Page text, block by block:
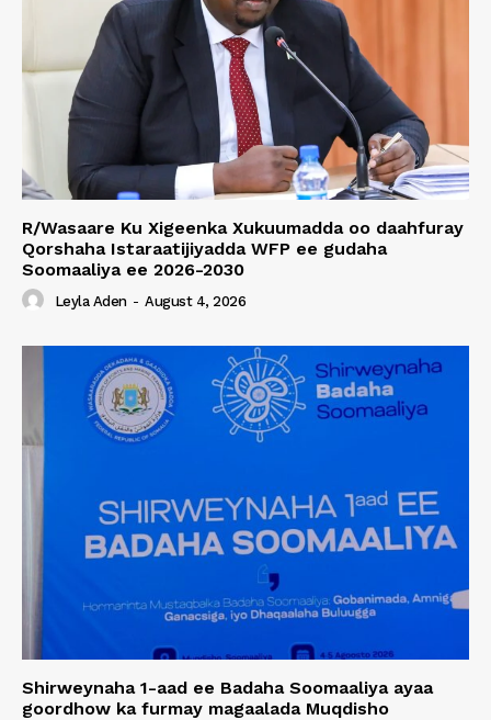
R/Wasaare Ku Xigeenka Xukuumadda oo daahfuray
Qorshaha Istaraatijiyadda WFP ee gudaha
Soomaaliya ee 2026-2030
Leyla Aden - August 4, 2026
Shirweynaha 1-aad ee Badaha Soomaaliya ayaa
goordhow ka furmay magaalada Muqdisho